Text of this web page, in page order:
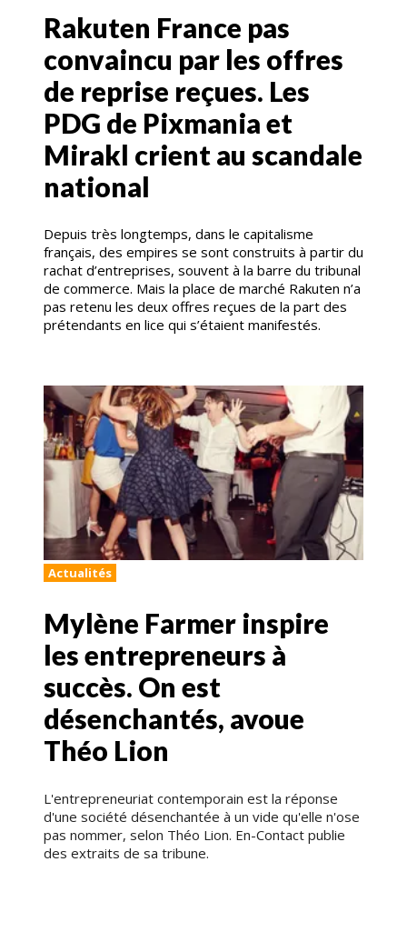
Rakuten France pas
convaincu par les offres
de reprise reçues. Les
PDG de Pixmania et
Mirakl crient au scandale
national
Depuis très longtemps, dans le capitalisme
français, des empires se sont construits à partir du
rachat d’entreprises, souvent à la barre du tribunal
de commerce. Mais la place de marché Rakuten n’a
pas retenu les deux offres reçues de la part des
prétendants en lice qui s’étaient manifestés.
Actualités
Mylène Farmer inspire
les entrepreneurs à
succès. On est
désenchantés, avoue
Théo Lion
L'entrepreneuriat contemporain est la réponse
d'une société désenchantée à un vide qu'elle n'ose
pas nommer, selon Théo Lion. En-Contact publie
des extraits de sa tribune.